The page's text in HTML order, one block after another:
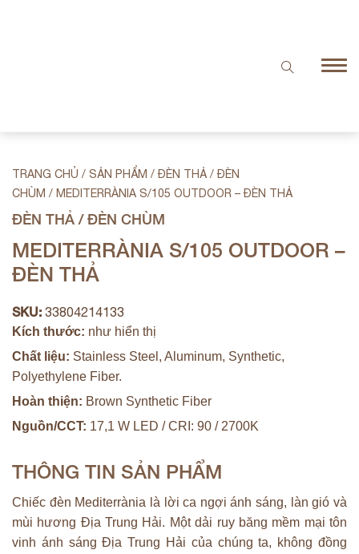
TRANG CHỦ / SẢN PHẨM / ĐÈN THẢ / ĐÈN
CHÙM / MEDITERRÀNIA S/105 OUTDOOR – ĐÈN THẢ
ĐÈN THẢ / ĐÈN CHÙM
MEDITERRÀNIA S/105 OUTDOOR –
ĐÈN THẢ
SKU: 33804214133
Kích thước: như hiển thị
Chất liệu: Stainless Steel, Aluminum, Synthetic,
Polyethylene Fiber.
Hoàn thiện: Brown Synthetic Fiber
Nguồn/CCT: 17,1 W LED / CRI: 90 / 2700K
THÔNG TIN SẢN PHẨM
Chiếc đèn Mediterrània là lời ca ngợi ánh sáng, làn gió và
mùi hương Địa Trung Hải. Một dải ruy băng mềm mại tôn
vinh ánh sáng Địa Trung Hải của chúng ta, không đồng